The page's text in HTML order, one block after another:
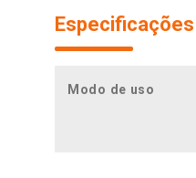
Especificações
Modo de uso